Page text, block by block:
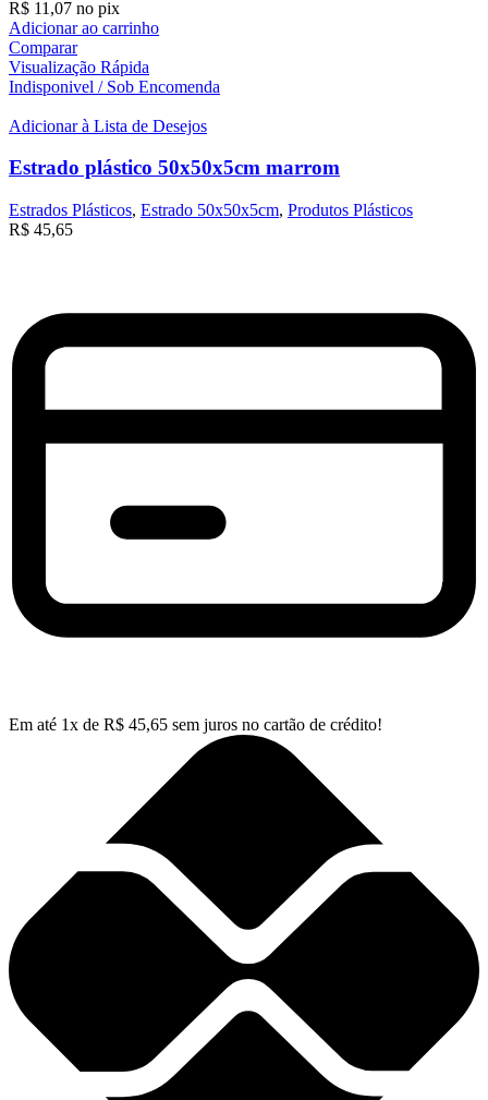
R$ 11,07 no pix
Adicionar ao carrinho
Comparar
Visualização Rápida
Indisponivel / Sob Encomenda
Adicionar à Lista de Desejos
Estrado plástico 50x50x5cm marrom
Estrados Plásticos, Estrado 50x50x5cm, Produtos Plásticos
R$ 45,65
Em até 1x de R$ 45,65 sem juros no cartão de crédito!